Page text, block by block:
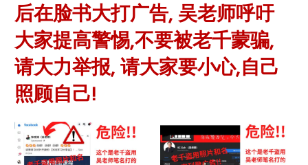
后在脸书大打广告, 吴老师呼吁
大家提高警惕,不要被老千蒙骗,
请大力举报, 请大家要小心,自己
照顾自己!